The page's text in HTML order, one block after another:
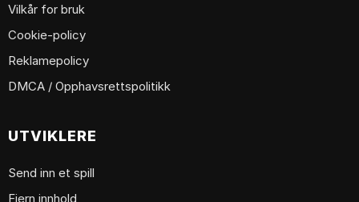
Vilkår for bruk
Cookie-policy
Reklamepolicy
DMCA / Opphavsrettspolitikk
UTVIKLERE
Send inn et spill
Fjern innhold